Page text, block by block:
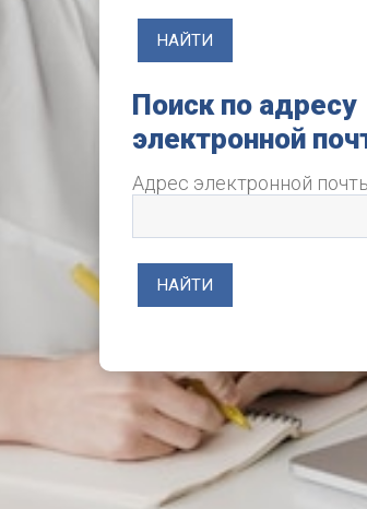
Поиск по
Поиск по адресу
электронной
Адрес электронной